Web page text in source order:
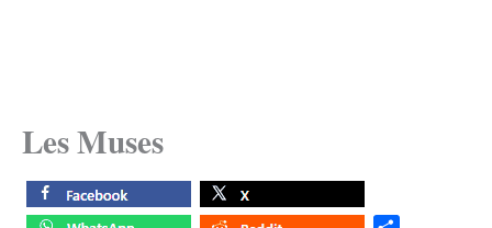
Les Muses